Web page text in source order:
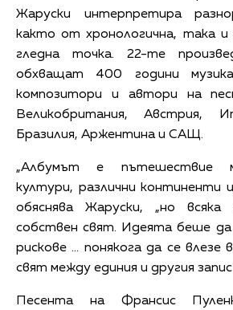
Жаруски интерпретира
както от хронологична, така
гледна точка. 22-те
обхващат 400 години
композитори и автори на
Великобритания, Австрия,
Бразилия, Аржентина и САЩ.
„Албумът е пътешествие
култури, различни континенти и
обяснява Жаруски, „но
собствен свят. Идеята беше да
рискове ... понякога да се влезе
свят между единия и другия
Песента на Франсис